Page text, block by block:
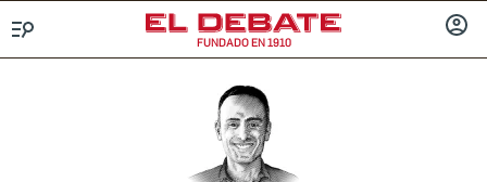
FUNDADO EN 1910